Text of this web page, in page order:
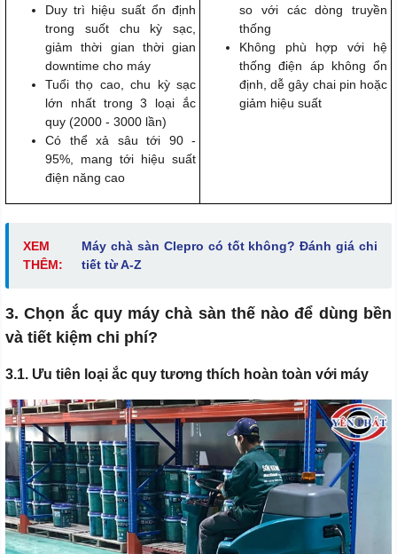
Duy trì hiệu suất ổn định
trong suốt chu kỳ sạc,
giảm thời gian thời gian
downtime cho máy
Tuổi thọ cao, chu kỳ sạc
lớn nhất trong 3 loại ắc
quy (2000 - 3000 lần)
Có thể xả sâu tới 90 -
95%, mang tới hiệu suất
điện năng cao
so với các dòng truyền
thống
Không phù hợp với hệ
thống điện áp không ổn
định, dễ gây chai pin hoặc
giảm hiệu suất
XEM
THÊM:
Máy chà sàn Clepro có tốt không? Đánh giá chi
tiết từ A-Z
3. Chọn ắc quy máy chà sàn thế nào để dùng bền
và tiết kiệm chi phí?
3.1. Ưu tiên loại ắc quy tương thích hoàn toàn với máy